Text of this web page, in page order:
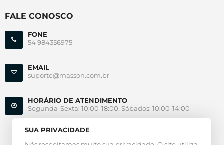
FALE CONOSCO
FONE
54 984356975
EMAIL
suporte@masson.com.br
HORÁRIO DE ATENDIMENTO
Segunda-Sexta: 10:00-18:00. Sábados: 10:00-14:00
SUA PRIVACIDADE